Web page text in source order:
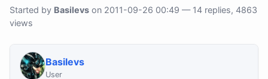
Started by Basilevs on 2011-09-26 00:49 — 14 replies, 4863
views
Basilevs
User